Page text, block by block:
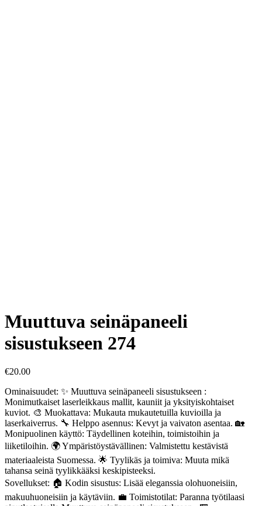
Muuttuva seinäpaneeli
sisustukseen 274
€20.00
Ominaisuudet: ✨ Muuttuva seinäpaneeli sisustukseen :
Monimutkaiset laserleikkaus mallit, kauniit ja yksityiskohtaiset
kuviot. 🎨 Muokattava: Mukauta mukautetuilla kuvioilla ja
laserkaiverrus. 🔧 Helppo asennus: Kevyt ja vaivaton asentaa. 🏡
Monipuolinen käyttö: Täydellinen koteihin, toimistoihin ja
liiketiloihin. 🌍 Ympäristöystävällinen: Valmistettu kestävistä
materiaaleista Suomessa. 🌟 Tyylikäs ja toimiva: Muuta mikä
tahansa seinä tyylikkääksi keskipisteeksi.
Sovellukset: 🏠 Kodin sisustus: Lisää eleganssia olohuoneisiin,
makuuhuoneisiin ja käytäviin. 💼 Toimistotilat: Paranna työtilaasi